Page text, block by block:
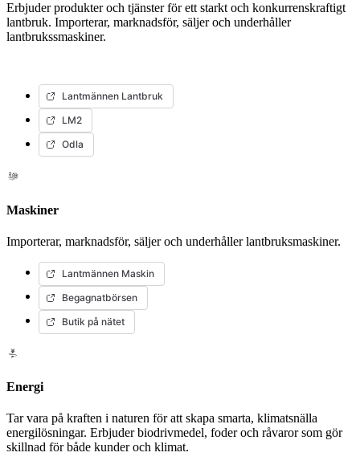
Erbjuder produkter och tjänster för ett starkt och konkurrenskraftigt
lantbruk. Importerar, marknadsför, säljer och underhåller
lantbrukssmaskiner.
Lantmännen Lantbruk
LM2
Odla
Maskiner
Importerar, marknadsför, säljer och underhåller lantbruksmaskiner.
Lantmännen Maskin
Begagnatbörsen
Butik på nätet
Energi
Tar vara på kraften i naturen för att skapa smarta, klimatsnälla
energilösningar. Erbjuder biodrivmedel, foder och råvaror som gör
skillnad för både kunder och klimat.